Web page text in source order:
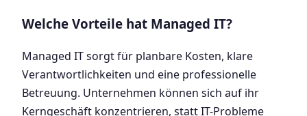
Welche Vorteile hat Managed IT?
Managed IT sorgt für planbare Kosten, klare
Verantwortlichkeiten und eine professionelle
Betreuung. Unternehmen können sich auf ihr
Kerngeschäft konzentrieren, statt IT-Probleme